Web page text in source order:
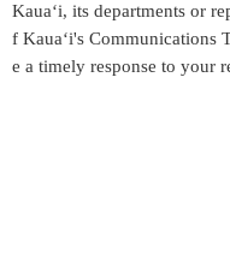
Kaua‘i, its departments or
f Kaua‘i's Communications
e a timely response to your